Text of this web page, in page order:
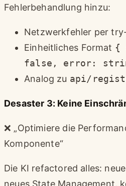
Fehlerbehandlung hinzu:
Netzwerkfehler per
Einheitliches Format {
false, error:
Analog zu api/
Desaster 3: Keine
❌ „Optimiere die
Komponente“
Die KI refactored alles:
neues State Management,